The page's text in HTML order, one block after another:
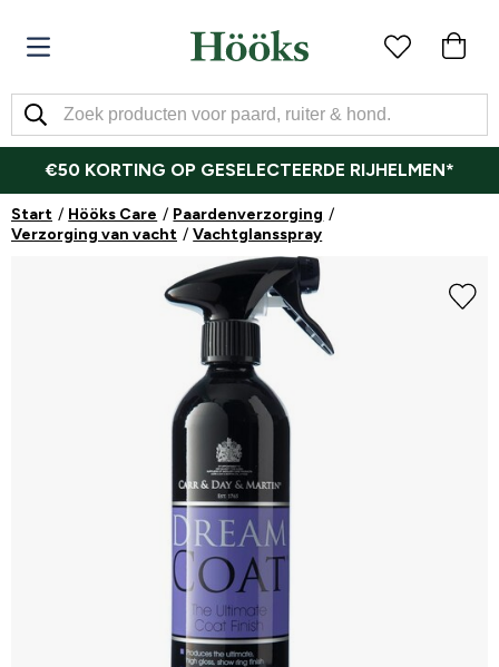
€50 KORTING OP GESELECTEERDE RIJHELMEN*
Start Hööks Care
Paardenverzorging
Verzorging van vacht
Vachtglansspray